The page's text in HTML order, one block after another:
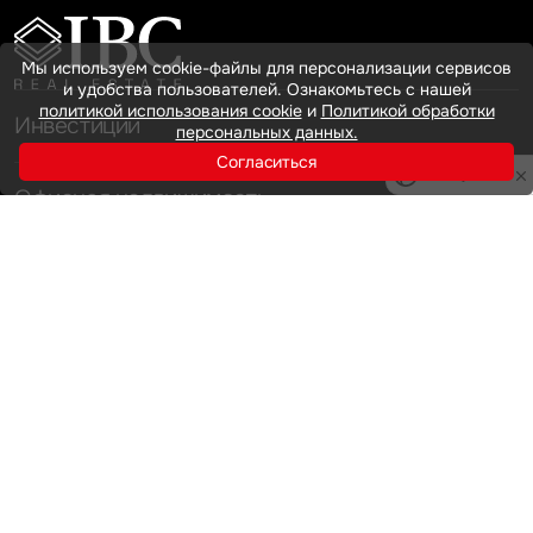
Инвестиции
Офисная недвижимость
Мы используем cookie-файлы для персонализации сервисов
и удобства пользователей. Ознакомьтесь с нашей
политикой использования cookieи Политикой обработки
персональных данных.
Согласиться